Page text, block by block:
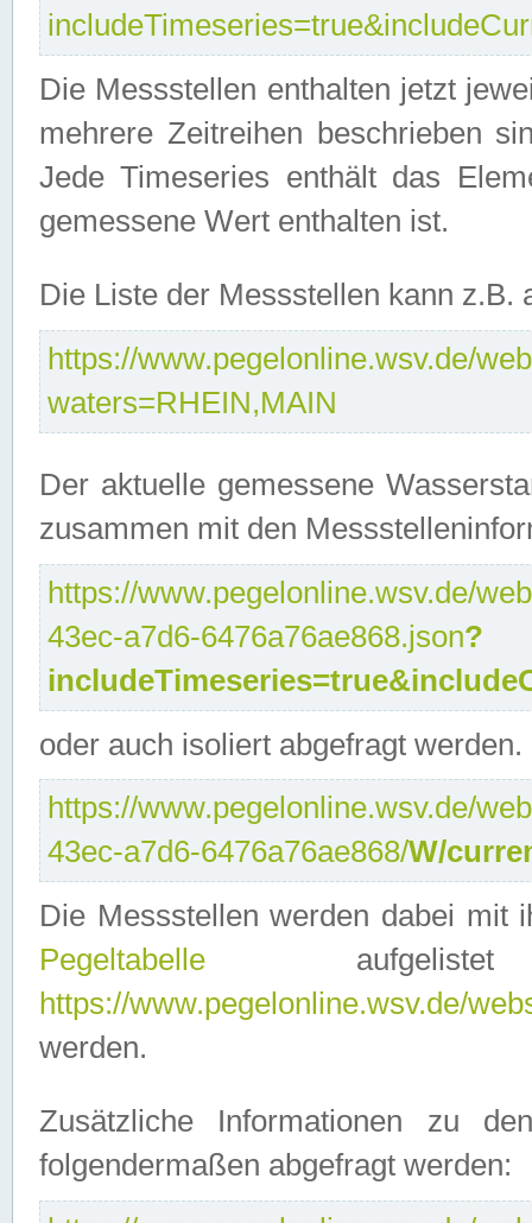
Die Messstellen enthalten jetzt
mehrere Zeitreihen beschrieben
Jede Timeseries enthält das
gemessene Wert enthalten ist.
Die Liste der Messstellen kann
https://www.pegelonline.wsv.de/
waters=RHEIN,MAIN
Der aktuelle gemessene
zusammen mit den
https://www.pegelonline.wsv.de/
43ec-a7d6-6476a76ae868.json?
oder auch isoliert abgefragt werden.
https://www.pegelonline.wsv.de/
43ec-a7d6-6476a76ae868/W/
Die Messstellen werden dabei mit
Pegeltabelle
https://www.pegelonline.wsv.de/
werden.
Zusätzliche Informationen zu
folgendermaßen abgefragt werden: